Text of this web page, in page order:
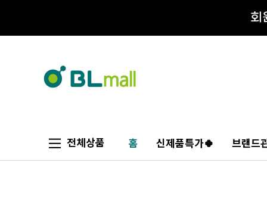
전체상품 홈 신제품특가🍀 브랜드